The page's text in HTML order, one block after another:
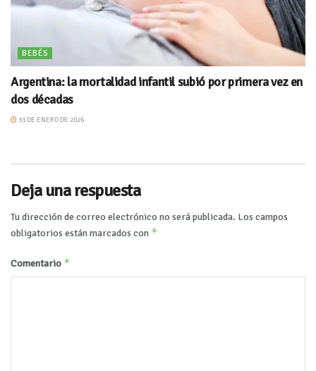
BEBÉS
Argentina: la mortalidad infantil subió por primera vez en
dos décadas
31 DE ENERO DE 2026
Deja una respuesta
Tu dirección de correo electrónico no será publicada. Los campos
obligatorios están marcados con *
Comentario *